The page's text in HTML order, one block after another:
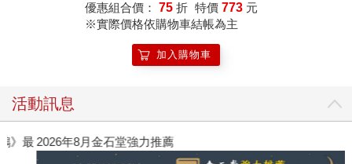
優惠組合價： 75 折 特價 773 元
※實際價格依購物車結帳為主
加入購物車
活動訊息
2026年8月金石堂強力推薦